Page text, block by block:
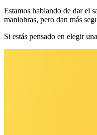
Estamos hablando de dar el
maniobras, pero dan más
Si estás pensado en elegir